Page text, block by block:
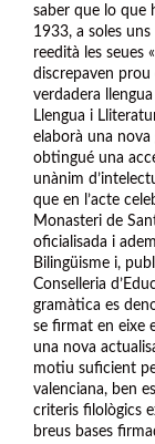
saber que lo que
1933, a soles
reedità les seues «
discrepaven prou
verdadera
Llengua i
elaborà una nova
obtingué una
unànim
que en l’acte
Monasteri de
oficialisada i
Bilingüisme i,
Conselleria
gramàtica es
se firmat en eixe
una nova
motiu suficient
valenciana, ben
criteris filològics
breus bases